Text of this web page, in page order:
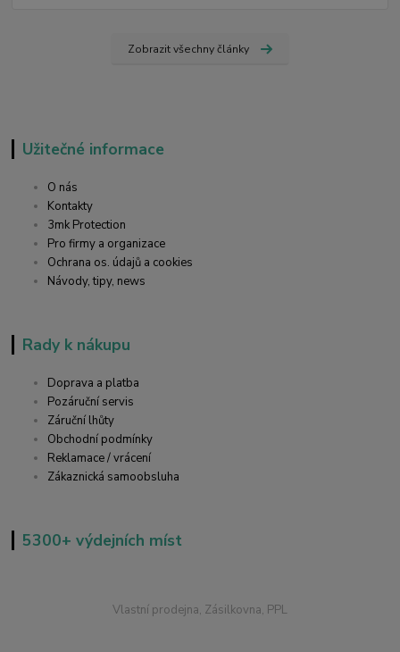
Zobrazit všechny články
Užitečné informace
O nás
Kontakty
3mk Protection
Pro firmy a organizace
Ochrana os. údajů a cookies
Návody, tipy, news
Rady k nákupu
Doprava a platba
Pozáruční servis
Záruční lhůty
Obchodní podmínky
Reklamace / vrácení
Zákaznická samoobsluha
5300+ výdejních míst
Vlastní prodejna, Zásilkovna, PPL